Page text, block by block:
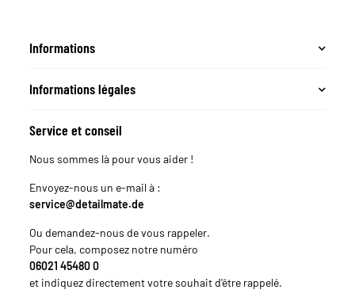
Informations
Informations légales
Service et conseil
Nous sommes là pour vous aider !
Envoyez-nous un e-mail à :
service@detailmate.de
Ou demandez-nous de vous rappeler.
Pour cela, composez notre numéro
06021 45480 0
et indiquez directement votre souhait d'être rappelé.